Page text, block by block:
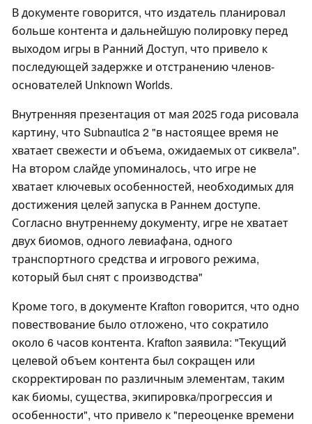
В документе говорится, что издатель планировал
больше контента и дальнейшую полировку перед
выходом игры в Ранний Доступ, что привело к
последующей задержке и отстранению членов-
основателей Unknown Worlds.
Внутренняя презентация от мая 2025 года рисовала
картину, что Subnautica 2 "в настоящее время не
хватает свежести и объема, ожидаемых от сиквела".
На втором слайде упоминалось, что игре не
хватает ключевых особенностей, необходимых для
достижения целей запуска в Раннем доступе.
Согласно внутреннему документу, игре не хватает
двух биомов, одного левиафана, одного
транспортного средства и игрового режима,
который был снят с производства"
Кроме того, в документе Krafton говорится, что одно
повествование было отложено, что сократило
около 6 часов контента. Krafton заявила: "Текущий
целевой объем контента был сокращен или
скорректирован по различным элементам, таким
как биомы, существа, экипировка/прогрессия и
особенности", что привело к "переоценке времени